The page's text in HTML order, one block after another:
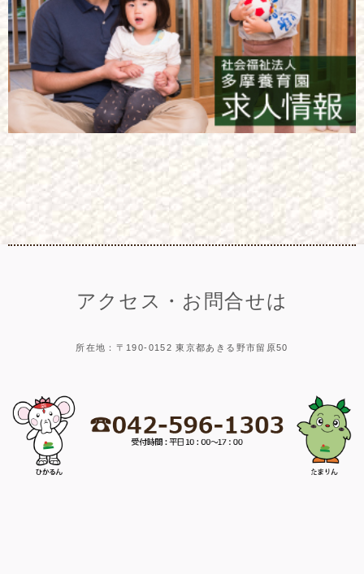
アクセス・お問合せは
所在地：〒190-0152 東京都あきる野市留原50